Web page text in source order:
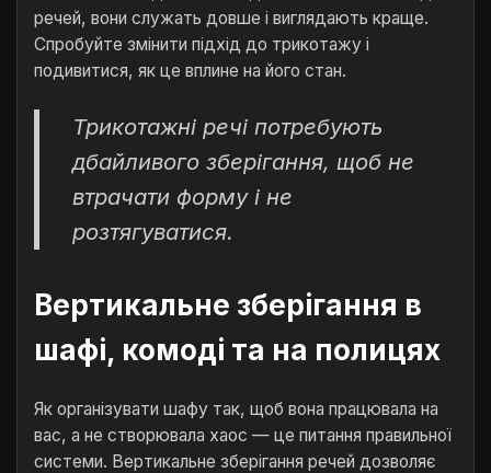
речей, вони служать довше і виглядають краще.
Спробуйте змінити підхід до трикотажу і
подивитися, як це вплине на його стан.
Трикотажні речі потребують
дбайливого зберігання, щоб не
втрачати форму і не
розтягуватися.
Вертикальне зберігання в
шафі, комоді та на полицях
Як організувати шафу так, щоб вона працювала на
вас, а не створювала хаос — це питання правильної
системи. Вертикальне зберігання речей дозволяє